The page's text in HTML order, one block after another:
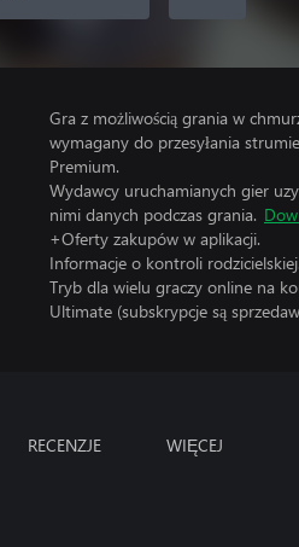
Gra z możliwością grania w
wymagany do przesyłania
Premium.
Wydawcy uruchamianych gier
nimi danych podczas grania.
+Oferty zakupów w aplikacji.
Informacje o kontroli rodzicielskiej.
Tryb dla wielu graczy online na
Ultimate (subskrypcje są
RECENZJE WIĘCEJ